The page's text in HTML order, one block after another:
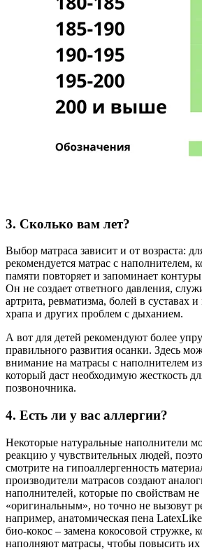
3. Сколько вам лет?
Выбор матраса зависит и от возраста:
рекомендуется матрас с наполнителем,
памяти повторяет и запоминает
Он не создает ответного давления,
артрита, ревматизма, болей в суставах
храпа и других проблем с дыханием.
А вот для детей рекомендуют более
правильного развития осанки. Здесь
внимание на матрасы с наполнителем
который даст необходимую жесткость
позвоночника.
4. Есть ли у вас аллергии?
Некоторые натуральные наполнители
реакцию у чувствительных людей,
смотрите на гипоаллергенность
производители матрасов создают
наполнителей, которые по свойствам
«оригинальным», но точно не вызовут
например, анатомическая пена LatexLike
био-кокос – замена кокосовой стружке,
наполняют матрасы, чтобы повысить их